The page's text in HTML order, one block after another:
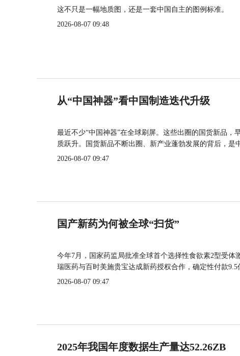
这不只是一幅地质图，还是一套中国自主的图例标准。
2026-08-07 09:48
从“中国神器”看中国制造迭代升级
最近不少“中国神器”在全球刷屏。这些出圈的国货新品
质跃升。国货新品不断出圈、新产业蓬勃发展的背后，是
2026-08-07 09:47
国产新药为何被全球“扫货”
今年7月，国家药监局批准全球首个选择性食欲素2型受
瑞医药与百时美施贵宝达成新药授权合作，确定性付款
2026-08-07 09:47
2025年我国年度数据生产量达52.26ZB